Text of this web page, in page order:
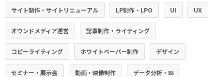
サイト制作・サイトリニューアル LP制作・LPO UI UX
オウンドメディア運営 記事制作・ライティング
コピーライティング ホワイトペーパー制作 デザイン
セミナー・展示会 動画・映像制作 データ分析・BI